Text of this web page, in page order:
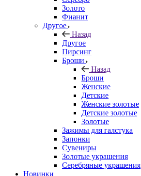
Золото
Фианит
Другое
Назад
Другое
Пирсинг
Броши
Назад
Броши
Женские
Детские
Женские золотые
Детские золотые
Золотые
Зажимы для галстука
Запонки
Сувениры
Золотые украшения
Серебряные украшения
Новинки